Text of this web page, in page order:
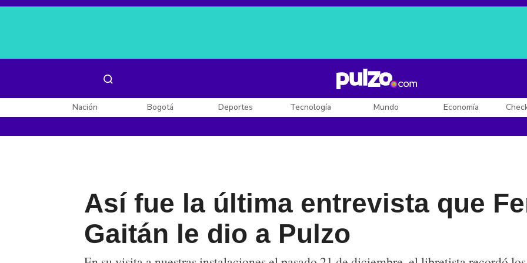
Posesión de De la Espriella
Nación Bogotá Deportes Tecnología Mundo Economía
Así fue la última entrevista que
Gaitán le dio a Pulzo